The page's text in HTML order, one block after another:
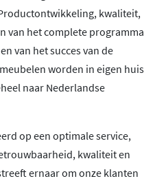
kwaliteit,
van het complete programma
van het succes van de
worden in eigen huis
naar Nederlandse
op een optimale service,
kwaliteit en
ernaar om onze klanten